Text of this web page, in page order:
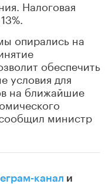
Налоговая
опирались на
обеспечить
условия для
на ближайшие
министр
канал и